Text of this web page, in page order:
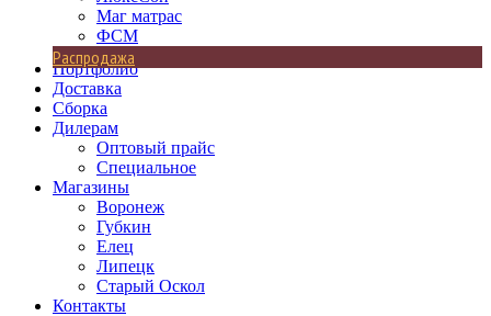
Маг матрас
ФСМ
Распродажа
Портфолио
Доставка
Сборка
Дилерам
Оптовый прайс
Специальное
Магазины
Воронеж
Губкин
Елец
Липецк
Старый Оскол
Контакты